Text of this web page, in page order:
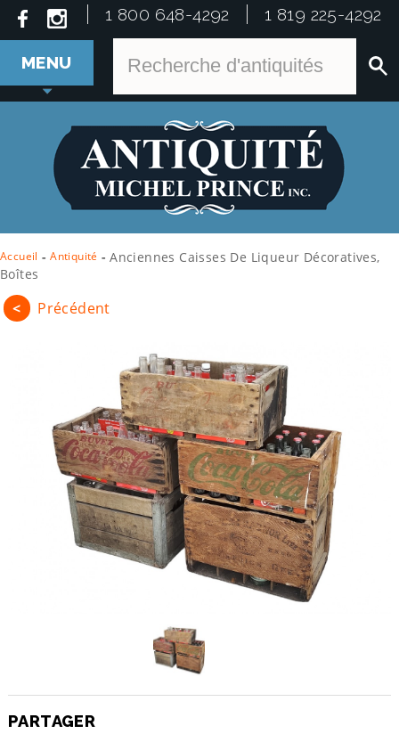
1 800 648-4292 1 819 225-4292
MENU
Accueil - Antiquité - Anciennes Caisses De Liqueur Décoratives,
Boîtes
< Précédent
PARTAGER